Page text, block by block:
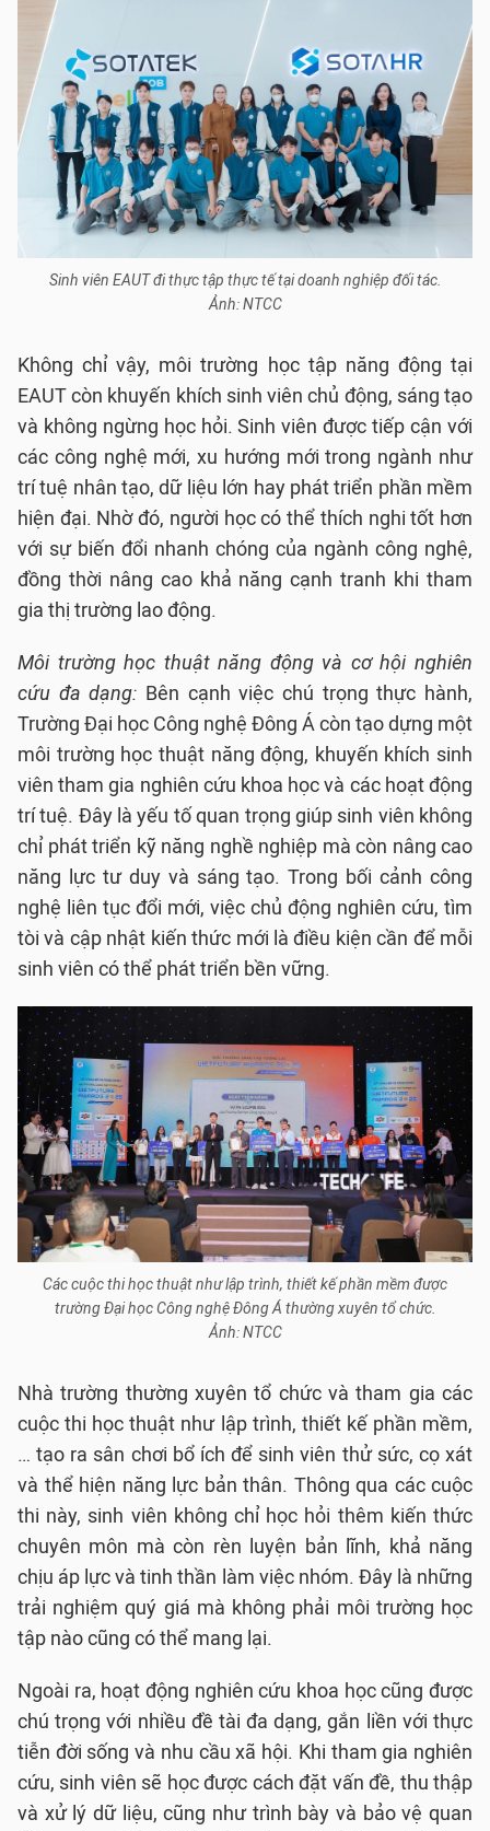
Sinh viên EAUT đi thực tập thực tế tại doanh nghiệp đối tác.
Ảnh: NTCC
Không chỉ vậy, môi trường học tập năng động tại
EAUT còn khuyến khích sinh viên chủ động, sáng tạo
và không ngừng học hỏi. Sinh viên được tiếp cận với
các công nghệ mới, xu hướng mới trong ngành như
trí tuệ nhân tạo, dữ liệu lớn hay phát triển phần mềm
hiện đại. Nhờ đó, người học có thể thích nghi tốt hơn
với sự biến đổi nhanh chóng của ngành công nghệ,
đồng thời nâng cao khả năng cạnh tranh khi tham
gia thị trường lao động.
Môi trường học thuật năng động và cơ hội nghiên
cứu đa dạng: Bên cạnh việc chú trọng thực hành,
Trường Đại học Công nghệ Đông Á còn tạo dựng một
môi trường học thuật năng động, khuyến khích sinh
viên tham gia nghiên cứu khoa học và các hoạt động
trí tuệ. Đây là yếu tố quan trọng giúp sinh viên không
chỉ phát triển kỹ năng nghề nghiệp mà còn nâng cao
năng lực tư duy và sáng tạo. Trong bối cảnh công
nghệ liên tục đổi mới, việc chủ động nghiên cứu, tìm
tòi và cập nhật kiến thức mới là điều kiện cần để mỗi
sinh viên có thể phát triển bền vững.
Các cuộc thi học thuật như lập trình, thiết kế phần mềm được
trường Đại học Công nghệ Đông Á thường xuyên tổ chức.
Ảnh: NTCC
Nhà trường thường xuyên tổ chức và tham gia các
cuộc thi học thuật như lập trình, thiết kế phần mềm,
… tạo ra sân chơi bổ ích để sinh viên thử sức, cọ xát
và thể hiện năng lực bản thân. Thông qua các cuộc
thi này, sinh viên không chỉ học hỏi thêm kiến thức
chuyên môn mà còn rèn luyện bản lĩnh, khả năng
chịu áp lực và tinh thần làm việc nhóm. Đây là những
trải nghiệm quý giá mà không phải môi trường học
tập nào cũng có thể mang lại.
Ngoài ra, hoạt động nghiên cứu khoa học cũng được
chú trọng với nhiều đề tài đa dạng, gắn liền với thực
tiễn đời sống và nhu cầu xã hội. Khi tham gia nghiên
cứu, sinh viên sẽ học được cách đặt vấn đề, thu thập
và xử lý dữ liệu, cũng như trình bày và bảo vệ quan